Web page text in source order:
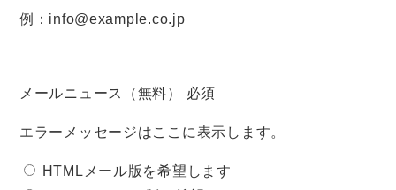
例：info@example.co.jp
メールニュース（無料） 必須
エラーメッセージはここに表示します。
HTMLメール版を希望します